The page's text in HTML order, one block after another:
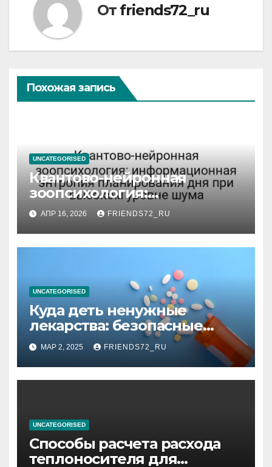
От friends72_ru
Похожая запись
UNCATEGORISED
Квантово-нейронная
зоопсихология:
информационная энтропия
планирования дня при
высоком уровне шума
АПР 16, 2026 FRIENDS72_RU
UNCATEGORISED
Куда деть ненужные
лекарства: безопасные
способы утилизации
МАР 2, 2025 FRIENDS72_RU
UNCATEGORISED
Способы расчета расхода
теплоносителя для